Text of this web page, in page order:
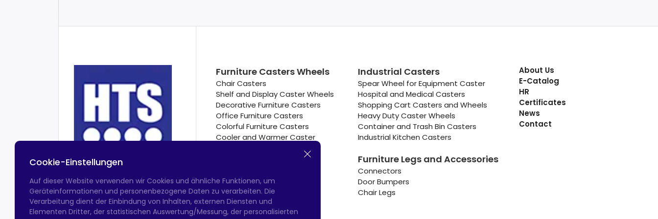
Furniture Casters Wheels
Chair Casters
Shelf and Display Caster Wheels
Decorative Furniture Casters
Office Furniture Casters
Colorful Furniture Casters
Cooler and Warmer Caster
Hotel Equipment Casters
Industrial Casters
Spear Wheel for Equipment Caster
Hospital and Medical Casters
Shopping Cart Casters and Wheels
Heavy Duty Caster Wheels
Container and Trash Bin Casters
Industrial Kitchen Casters
Furniture Legs and Accessories
Connectors
Door Bumpers
Chair Legs
About Us
E-Catalog
HR
Certificates
News
Contact
Cookie-Einstellungen
Auf dieser Website verwenden wir Cookies und ähnliche Funktionen, um
Geräteinformationen und personenbezogene Daten zu verarbeiten. Die
Verarbeitung dient der Einbindung von Inhalten, externen Diensten und
Elementen Dritter, der statistischen Auswertung/Messung, der personalisierten